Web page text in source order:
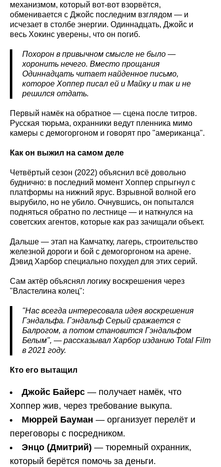
механизмом, который вот-вот взорвётся,
обменивается с Джойс последним взглядом — и
исчезает в столбе энергии. Одиннадцать, Джойс и
весь Хокинс уверены, что он погиб.
Похорон в привычном смысле не было —
хоронить нечего. Вместо прощания
Одиннадцать читает найденное письмо,
которое Хоппер писал ей и Майку и так и не
решился отдать.
Первый намёк на обратное — сцена после титров.
Русская тюрьма, охранники ведут пленника мимо
камеры с демогоргоном и говорят про "американца".
Как он выжил на самом деле
Четвёртый сезон (2022) объяснил всё довольно
буднично: в последний момент Хоппер спрыгнул с
платформы на нижний ярус. Взрывной волной его
вырубило, но не убило. Очнувшись, он попытался
подняться обратно по лестнице — и наткнулся на
советских агентов, которые как раз зачищали объект.
Дальше — этап на Камчатку, лагерь, строительство
железной дороги и бой с демогоргоном на арене.
Дэвид Харбор специально похудел для этих серий.
Сам актёр объяснял логику воскрешения через
"Властелина колец":
"Нас всегда интересовала идея воскрешения
Гэндальфа. Гэндальф Серый сражается с
Балрогом, а потом становится Гэндальфом
Белым", — рассказывал Харбор изданию Total Film
в 2021 году.
Кто его вытащил
Джойс Байерс — получает намёк, что
Хоппер жив, через требование выкупа.
Мюррей Бауман — организует перелёт и
переговоры с посредником.
Энцо (Дмитрий) — тюремный охранник,
который берётся помочь за деньги.